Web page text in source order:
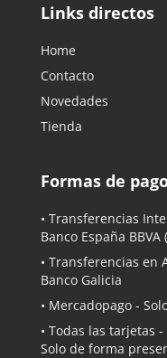
Links directos
Home
Contacto
Novedades
Tienda
Formas de
• Transferencias
Banco España BBVA
• Transferencias en
Banco Galicia
• Mercadopago -
• Todas las tarjetas -
Solo de forma